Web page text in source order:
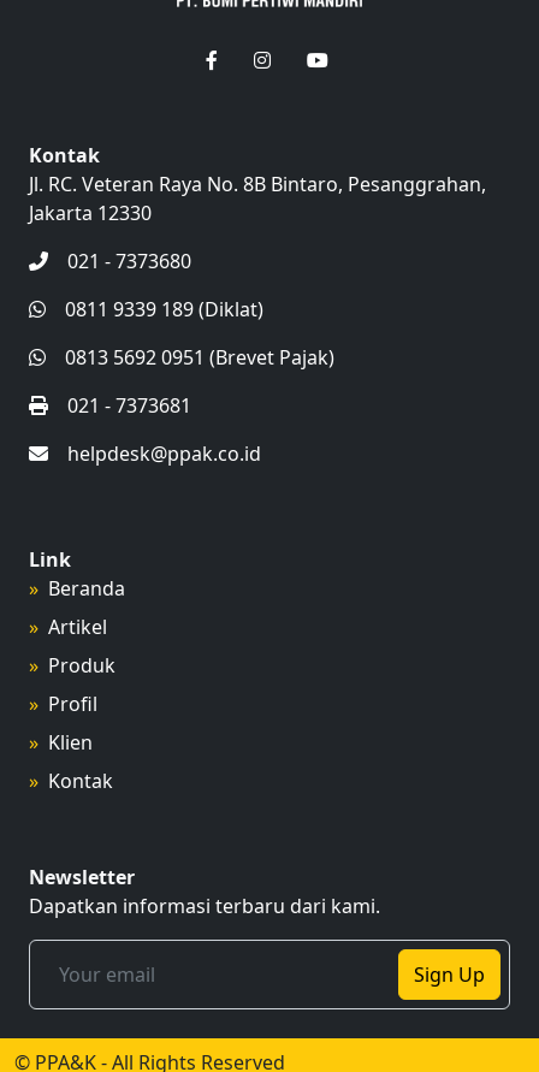
Kontak
Jl. RC. Veteran Raya No. 8B Bintaro, Pesanggrahan,
Jakarta 12330
021 - 7373680
0811 9339 189 (Diklat)
0813 5692 0951 (Brevet Pajak)
021 - 7373681
helpdesk@ppak.co.id
Link
Beranda
Artikel
Produk
Profil
Klien
Kontak
Newsletter
Dapatkan informasi terbaru dari kami.
Sign Up
© PPA&K - All Rights Reserved